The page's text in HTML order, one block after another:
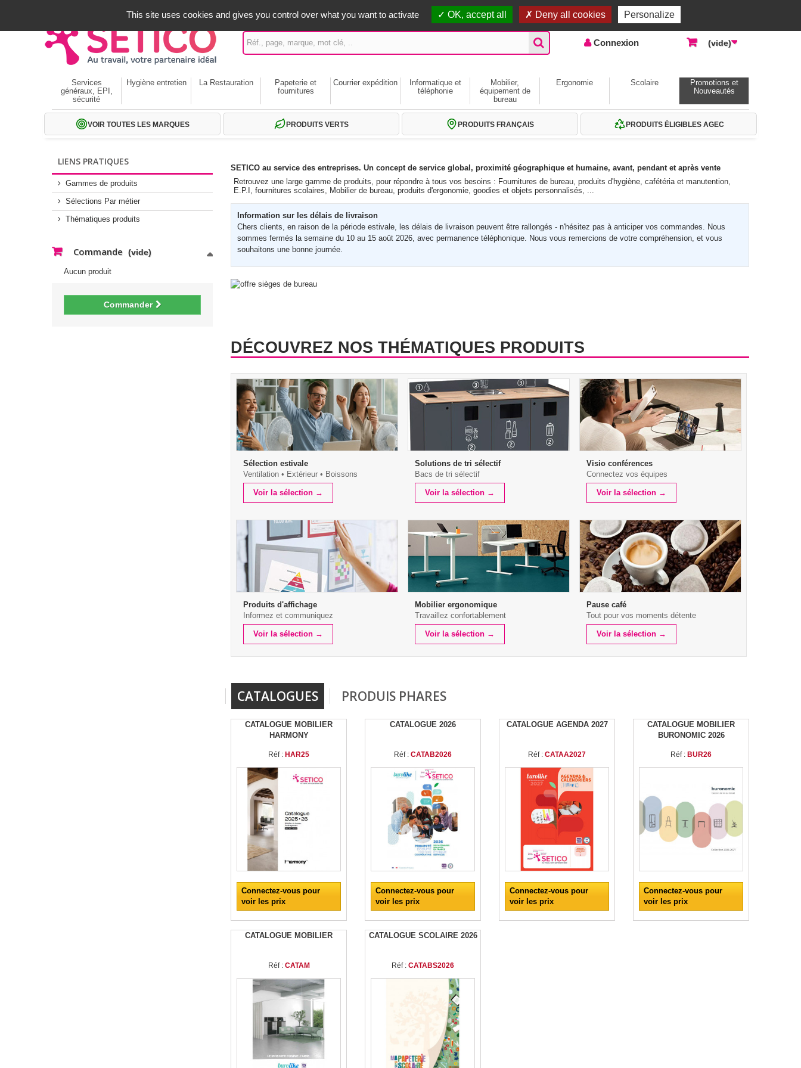
Accueil | Contactez-nous
Connexion (vide)
Services
généraux, EPI,
sécurité
Hygiène entretien La Restauration
Papeterie et
fournitures
Courrier expédition
Informatique et
téléphonie
Mobilier,
équipement de
bureau
Ergonomie Scolaire
Promotions et
Nouveautés
VOIR TOUTES LES MARQUES PRODUITS VERTS PRODUITS FRANÇAIS PRODUITS ÉLIGIBLES AGEC
LIENS PRATIQUES
Gammes de produits
Sélections Par métier
Thématiques produits
Commande (vide)
Aucun produit
Commander
SETICO au service des entreprises. Un concept de service global, proximité géographique et humaine, avant, pendant et après vente
Retrouvez une large gamme de produits, pour répondre à tous vos besoins : Fournitures de bureau, produits d'hygiène, cafétéria et manutention,
E.P.I, fournitures scolaires, Mobilier de bureau, produits d'ergonomie, goodies et objets personnalisés, ...
Information sur les délais de livraison
Chers clients, en raison de la période estivale, les délais de livraison peuvent être rallongés - n'hésitez pas à anticiper vos commandes. Nous
sommes fermés la semaine du 10 au 15 août 2026, avec permanence téléphonique. Nous vous remercions de votre compréhension, et vous
souhaitons une bonne journée.
DÉCOUVREZ NOS THÉMATIQUES PRODUITS
Sélection estivale
Ventilation • Extérieur • Boissons
Voir la sélection →
Solutions de tri sélectif
Bacs de tri sélectif
Voir la sélection →
Visio conférences
Connectez vos équipes
Voir la sélection →
Produits d'affichage
Informez et communiquez
Voir la sélection →
Mobilier ergonomique
Travaillez confortablement
Voir la sélection →
Pause café
Tout pour vos moments détente
Voir la sélection →
CATALOGUES PRODUIS PHARES
CATALOGUE MOBILIER
HARMONY
Réf : HAR25
Connectez-vous pour
voir les prix
CATALOGUE 2026
Réf : CATAB2026
Connectez-vous pour
voir les prix
CATALOGUE AGENDA 2027
Réf : CATAA2027
Connectez-vous pour
voir les prix
CATALOGUE MOBILIER
BURONOMIC 2026
Réf : BUR26
Connectez-vous pour
voir les prix
CATALOGUE MOBILIER
Réf : CATAM
CATALOGUE SCOLAIRE 2026
Réf : CATABS2026
This site uses cookies and gives you control over what you want to activate OK, accept all Deny all cookies Personalize